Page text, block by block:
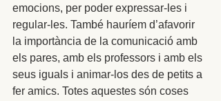
emocions, per poder expressar-les i
regular-les. També hauríem d’afavorir
la importància de la comunicació amb
els pares, amb els professors i amb els
seus iguals i animar-los des de petits a
fer amics. Totes aquestes són coses